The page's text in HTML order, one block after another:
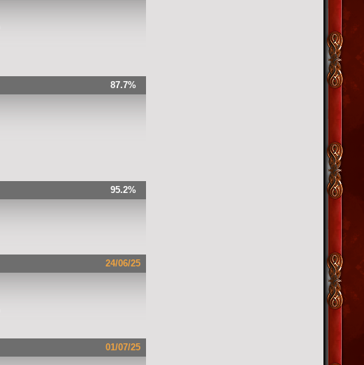
87.7%
95.2%
24/06/25
01/07/25